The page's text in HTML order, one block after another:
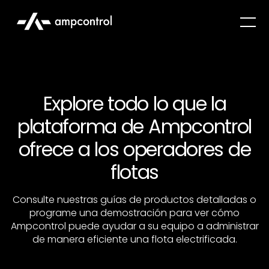
Explore todo lo que la
plataforma de Ampcontrol
ofrece a los operadores de
flotas
Consulte nuestras guías de productos detalladas o
programe una demostración para ver cómo
Ampcontrol puede ayudar a su equipo a administrar
de manera eficiente una flota electrificada.